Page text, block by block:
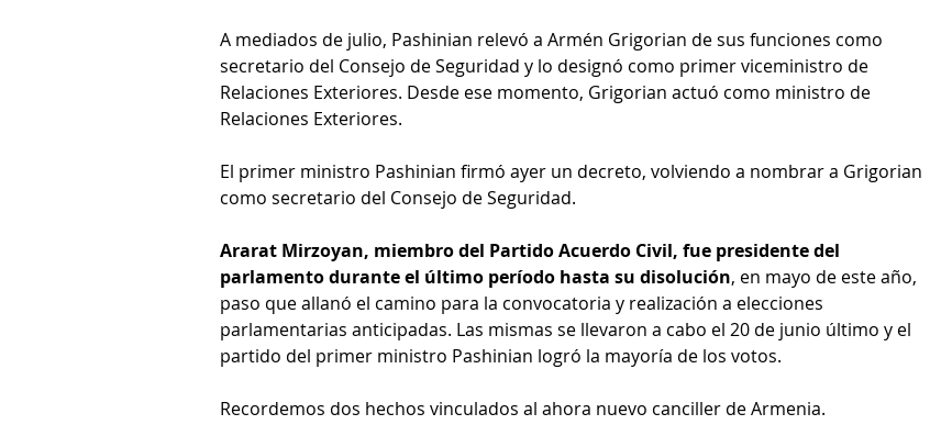
A mediados de julio, Pashinian relevó a Armén Grigorian de sus funciones como
secretario del Consejo de Seguridad y lo designó como primer viceministro de
Relaciones Exteriores. Desde ese momento, Grigorian actuó como ministro de
Relaciones Exteriores.
El primer ministro Pashinian firmó ayer un decreto, volviendo a nombrar a Grigorian
como secretario del Consejo de Seguridad.
Ararat Mirzoyan, miembro del Partido Acuerdo Civil, fue presidente del
parlamento durante el último período hasta su disolución, en mayo de este año,
paso que allanó el camino para la convocatoria y realización a elecciones
parlamentarias anticipadas. Las mismas se llevaron a cabo el 20 de junio último y el
partido del primer ministro Pashinian logró la mayoría de los votos.
Recordemos dos hechos vinculados al ahora nuevo canciller de Armenia.